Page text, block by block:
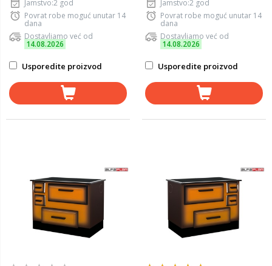
Jamstvo:2 god
Povrat robe moguć unutar 14
dana
Dostavljamo već od
14.08.2026
Usporedite proizvod
Jamstvo:2 god
Povrat robe moguć unutar 14
dana
Dostavljamo već od
14.08.2026
Usporedite proizvod